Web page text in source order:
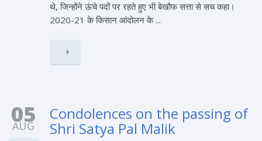
थे, जिन्होंने ऊंचे पदों पर रहते हुए भी बेखौफ सत्ता से सच कहा।
2020-21 के किसान आंदोलन के ...
05
AUG
Condolences on the passing of
Shri Satya Pal Malik